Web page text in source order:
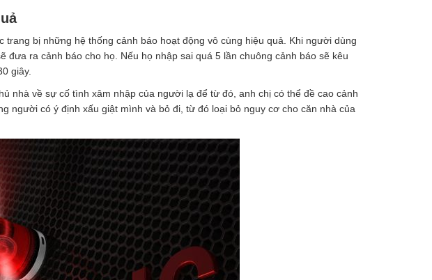
bị những hệ thống cảnh báo hoạt động vô cùng hiệu quả. Khi người dùng
đưa ra cảnh báo cho họ. Nếu họ nhập sai quá 5 lần chuông cảnh báo sẽ kêu
giây.
nhà về sự cố tình xâm nhập của người lạ để từ đó, anh chị có thể đề cao cảnh
người có ý định xấu giật mình và bỏ đi, từ đó loại bỏ nguy cơ cho căn nhà của